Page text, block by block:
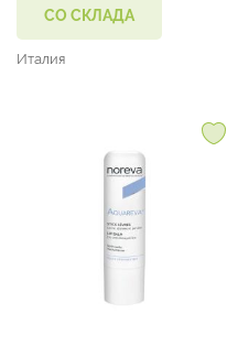
СО СКЛАДА
Италия